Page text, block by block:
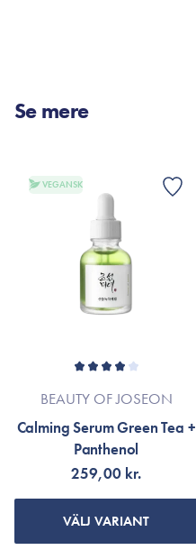
Se mere
VEGANSK
BEAUTY OF JOSEON
Calming Serum Green Tea +
Panthenol
259,00 kr.
VÄLJ VARIANT